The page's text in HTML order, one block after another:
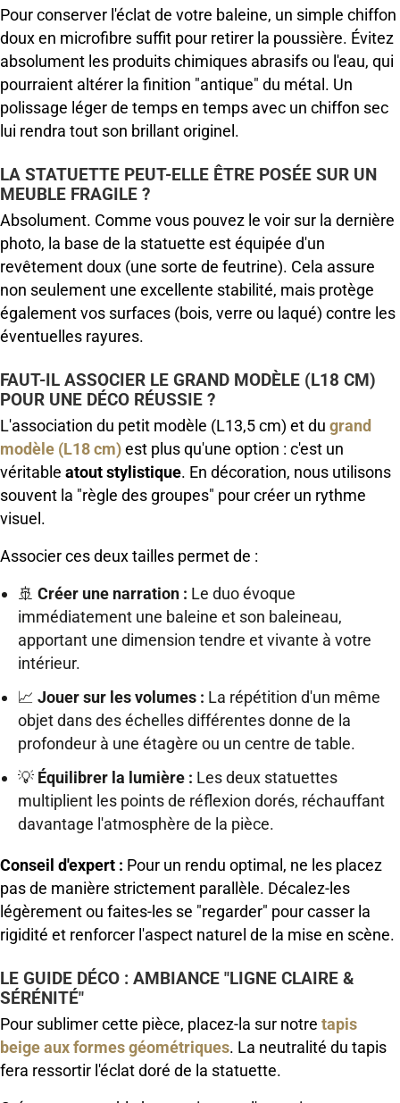
Pour conserver l'éclat de votre baleine, un simple chiffon
doux en microfibre suffit pour retirer la poussière. Évitez
absolument les produits chimiques abrasifs ou l'eau, qui
pourraient altérer la finition "antique" du métal. Un
polissage léger de temps en temps avec un chiffon sec
lui rendra tout son brillant originel.
LA STATUETTE PEUT-ELLE ÊTRE POSÉE SUR UN
MEUBLE FRAGILE ?
Absolument. Comme vous pouvez le voir sur la dernière
photo, la base de la statuette est équipée d'un
revêtement doux (une sorte de feutrine). Cela assure
non seulement une excellente stabilité, mais protège
également vos surfaces (bois, verre ou laqué) contre les
éventuelles rayures.
FAUT-IL ASSOCIER LE GRAND MODÈLE (L18 CM)
POUR UNE DÉCO RÉUSSIE ?
L'association du petit modèle (L13,5 cm) et du grand
modèle (L18 cm)est plus qu'une option : c'est un
véritable atout stylistique. En décoration, nous utilisons
souvent la "règle des groupes" pour créer un rythme
visuel.
Associer ces deux tailles permet de :
🚢 Créer une narration : Le duo évoque
immédiatement une baleine et son baleineau,
apportant une dimension tendre et vivante à votre
intérieur.
📈 Jouer sur les volumes : La répétition d'un même
objet dans des échelles différentes donne de la
profondeur à une étagère ou un centre de table.
💡 Équilibrer la lumière : Les deux statuettes
multiplient les points de réflexion dorés, réchauffant
davantage l'atmosphère de la pièce.
Conseil d'expert : Pour un rendu optimal, ne les placez
pas de manière strictement parallèle. Décalez-les
légèrement ou faites-les se "regarder" pour casser la
rigidité et renforcer l'aspect naturel de la mise en scène.
LE GUIDE DÉCO : AMBIANCE "LIGNE CLAIRE &
SÉRÉNITÉ"
Pour sublimer cette pièce, placez-la sur notre tapis
beige aux formes géométriques. La neutralité du tapis
fera ressortir l'éclat doré de la statuette.